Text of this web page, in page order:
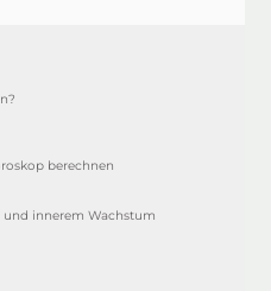
berechnen
innerem Wachstum